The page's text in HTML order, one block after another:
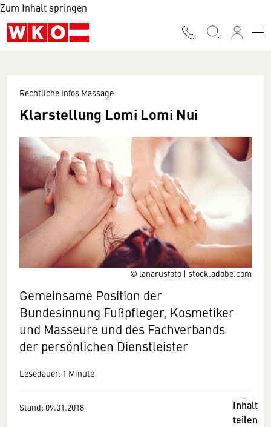
Zum Inhalt springen
© lanarusfoto | stock.adobe.com
Rechtliche Infos Massage
Klarstellung Lomi Lomi Nui
Gemeinsame Position der
Bundesinnung Fußpfleger, Kosmetiker
und Masseure und des Fachverbands
der persönlichen Dienstleister
Lesedauer: 1 Minute
Stand: 09.01.2018
Inhalt
teilen